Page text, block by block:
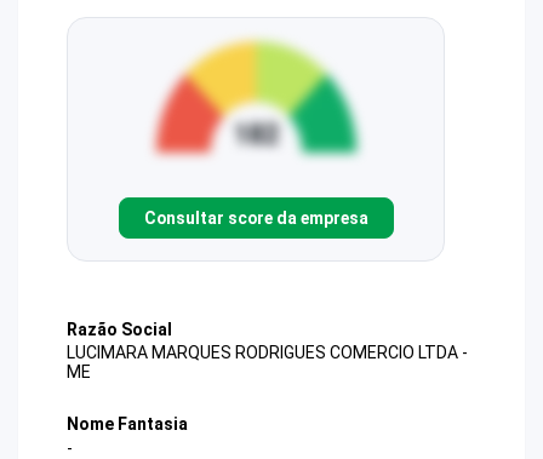
Consultar score da empresa
Razão Social
LUCIMARA MARQUES RODRIGUES COMERCIO LTDA -
ME
Nome Fantasia
-